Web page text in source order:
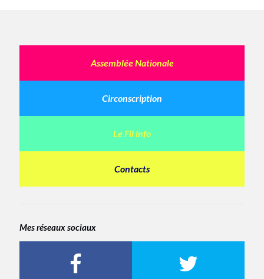
Assemblée Nationale
Circonscription
Le Fil info
Contacts
Mes réseaux sociaux